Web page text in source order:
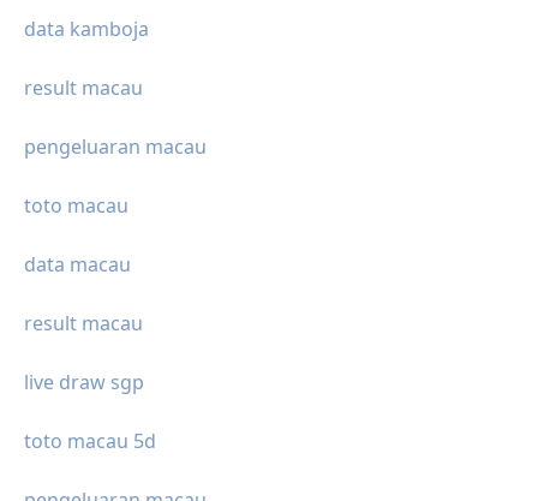
data kamboja
result macau
pengeluaran macau
toto macau
data macau
result macau
live draw sgp
toto macau 5d